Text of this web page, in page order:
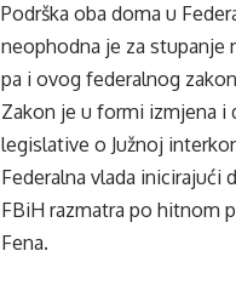
Podrška oba doma u
neophodna je za stupanje
pa i ovog federalnog
Zakon je u formi izmjena i
legislative o Južnoj
Federalna vlada inicirajući
FBiH razmatra po hitnom
Fena.